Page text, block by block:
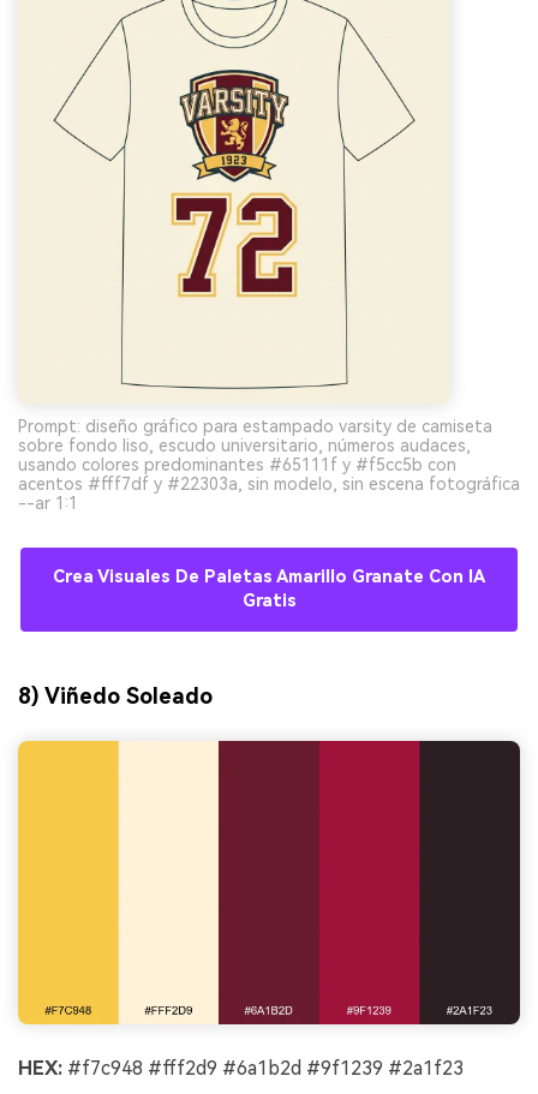
Prompt: diseño gráfico para estampado varsity de camiseta
sobre fondo liso, escudo universitario, números audaces,
usando colores predominantes #65111f y #f5cc5b con
acentos #fff7df y #22303a, sin modelo, sin escena fotográfica
--ar 1:1
Crea Visuales De Paletas Amarillo Granate Con IA
Gratis
8) Viñedo Soleado
HEX: #f7c948 #fff2d9 #6a1b2d #9f1239 #2a1f23